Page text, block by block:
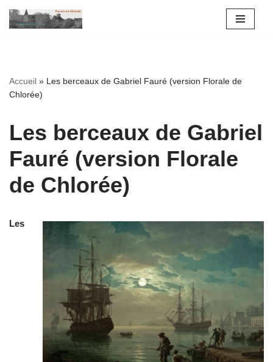
Accueil » Les berceaux de Gabriel Fauré (version Florale de
Chlorée)
Les berceaux de Gabriel
Fauré (version Florale
de Chlorée)
Les